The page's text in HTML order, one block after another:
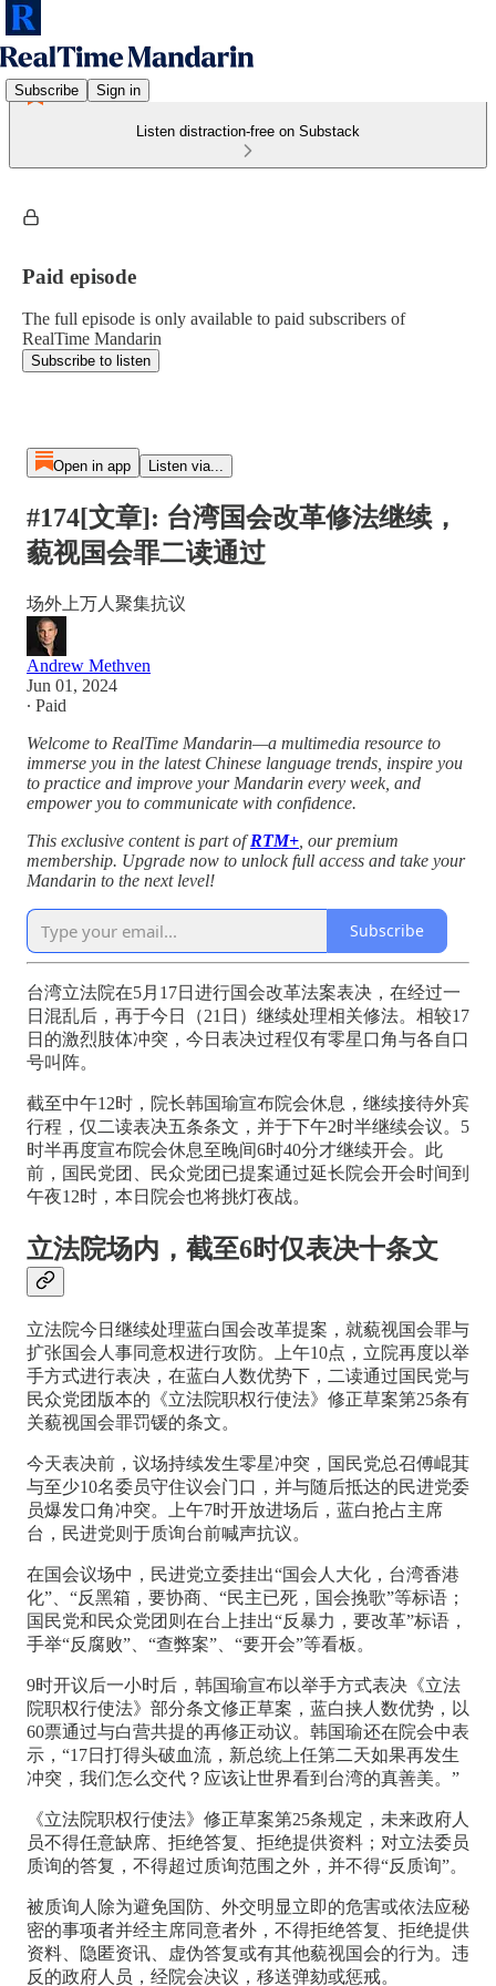
Subscribe Sign in
Listen distraction-free on Substack
Paid episode
The full episode is only available to paid subscribers of
RealTime Mandarin
Subscribe to listen
Open in app Listen via...
#174[文章]: 台湾国会改革修法继续，
藐视国会罪二读通过
场外上万人聚集抗议
Andrew Methven
Jun 01, 2024
∙ Paid
Welcome to RealTime Mandarin—a multimedia resource to
immerse you in the latest Chinese language trends, inspire you
to practice and improve your Mandarin every week, and
empower you to communicate with confidence.
This exclusive content is part ofRTM+ , our premium
membership. Upgrade now to unlock full access and take your
Mandarin to the next level!
Subscribe
台湾立法院在5月17日进行国会改革法案表决，在经过一
日混乱后，再于今日（21日）继续处理相关修法。相较17
日的激烈肢体冲突，今日表决过程仅有零星口角与各自口
号叫阵。
截至中午12时，院长韩国瑜宣布院会休息，继续接待外宾
行程，仅二读表决五条条文，并于下午2时半继续会议。5
时半再度宣布院会休息至晚间6时40分才继续开会。此
前，国民党团、民众党团已提案通过延长院会开会时间到
午夜12时，本日院会也将挑灯夜战。
立法院场内，截至6时仅表决十条文
立法院今日继续处理蓝白国会改革提案，就藐视国会罪与
扩张国会人事同意权进行攻防。上午10点，立院再度以举
手方式进行表决，在蓝白人数优势下，二读通过国民党与
民众党团版本的《立法院职权行使法》修正草案第25条有
关藐视国会罪罚锾的条文。
今天表决前，议场持续发生零星冲突，国民党总召傅崐萁
与至少10名委员守住议会门口，并与随后抵达的民进党委
员爆发口角冲突。上午7时开放进场后，蓝白抢占主席
台，民进党则于质询台前喊声抗议。
在国会议场中，民进党立委挂出“国会人大化，台湾香港
化”、“反黑箱，要协商、“民主已死，国会挽歌”等标语；
国民党和民众党团则在台上挂出“反暴力，要改革”标语，
手举“反腐败”、“查弊案”、“要开会”等看板。
9时开议后一小时后，韩国瑜宣布以举手方式表决《立法
院职权行使法》部分条文修正草案，蓝白挟人数优势，以
60票通过与白营共提的再修正动议。韩国瑜还在院会中表
示，“17日打得头破血流，新总统上任第二天如果再发生
冲突，我们怎么交代？应该让世界看到台湾的真善美。”
《立法院职权行使法》修正草案第25条规定，未来政府人
员不得任意缺席、拒绝答复、拒绝提供资料；对立法委员
质询的答复，不得超过质询范围之外，并不得“反质询”。
被质询人除为避免国防、外交明显立即的危害或依法应秘
密的事项者并经主席同意者外，不得拒绝答复、拒绝提供
资料、隐匿资讯、虚伪答复或有其他藐视国会的行为。违
反的政府人员，经院会决议，移送弹劾或惩戒。